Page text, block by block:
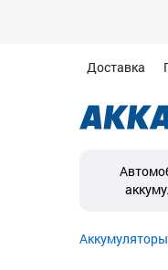
Доставка
Аккумуляторы